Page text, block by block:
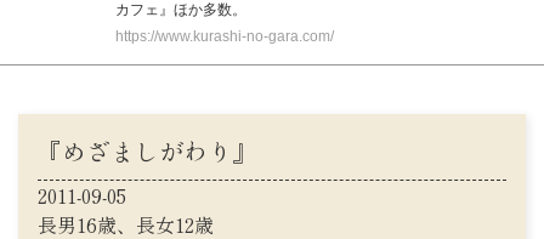
カフェ』ほか多数。
https://www.kurashi-no-gara.com/
『めざましがわり』
2011-09-05
長男16歳、長女12歳